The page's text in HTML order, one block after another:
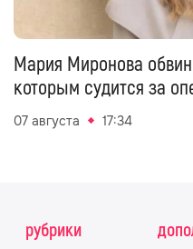
Мария Миронова
которым судится за
07 августа 17:34
рубрики